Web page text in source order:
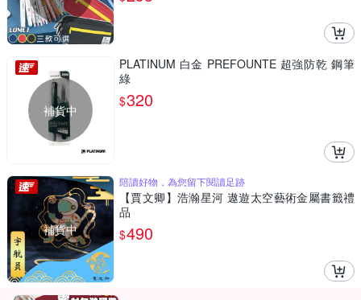
補貨中
PLATINUM 白金 PREFOUNTE 超強防乾 鋼筆
綠
$320
補貨中
陪讀好物，為您留下閱讀足跡
【賈文卿】浩瀚星河 遨遊太空藝術金屬書籤禮
品
$490